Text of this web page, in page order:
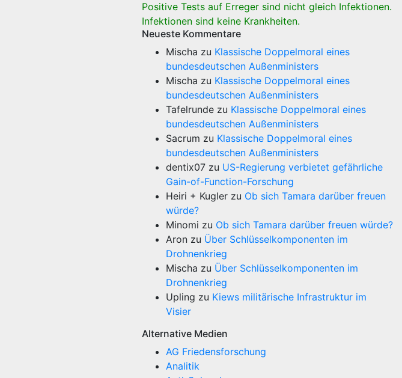
Positive Tests auf Erreger sind nicht gleich Infektionen.
Infektionen sind keine Krankheiten.
Neueste Kommentare
Mischa zu Klassische Doppelmoral eines
bundesdeutschen Außenministers
Mischa zu Klassische Doppelmoral eines
bundesdeutschen Außenministers
Tafelrunde zu Klassische Doppelmoral eines
bundesdeutschen Außenministers
Sacrum zu Klassische Doppelmoral eines
bundesdeutschen Außenministers
dentix07 zu US-Regierung verbietet gefährliche
Gain-of-Function-Forschung
Heiri + Kugler zu Ob sich Tamara darüber freuen
würde?
Minomi zu Ob sich Tamara darüber freuen würde?
Aron zu Über Schlüsselkomponenten im
Drohnenkrieg
Mischa zu Über Schlüsselkomponenten im
Drohnenkrieg
Upling zu Kiews militärische Infrastruktur im
Visier
Alternative Medien
AG Friedensforschung
Analitik